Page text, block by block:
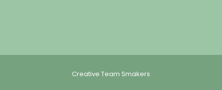
Creative Team Smakers